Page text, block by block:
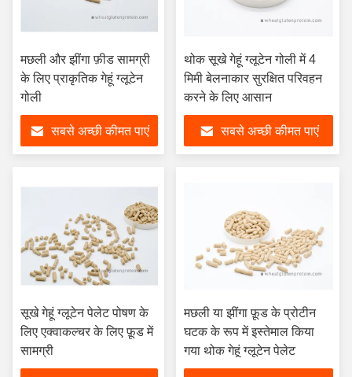
मछली और झींगा फ़ीड सामग्री
के लिए प्राकृतिक गेहूं ग्लूटेन
गोली
सबसे अच्छी कीमत पाएं
थोक सूखे गेहूं ग्लूटेन गोली में 4
मिमी बेलनाकार सुरक्षित परिवहन
करने के लिए आसान
सबसे अच्छी कीमत पाएं
सूखे गेहूं ग्लूटेन पेलेट पोषण के
लिए एक्वाकल्चर के लिए फ़ूड में
सामग्री
मछली या झींगा फ़ूड के प्रोटीन
घटक के रूप में इस्तेमाल किया
गया थोक गेहूं ग्लूटेन पेलेट